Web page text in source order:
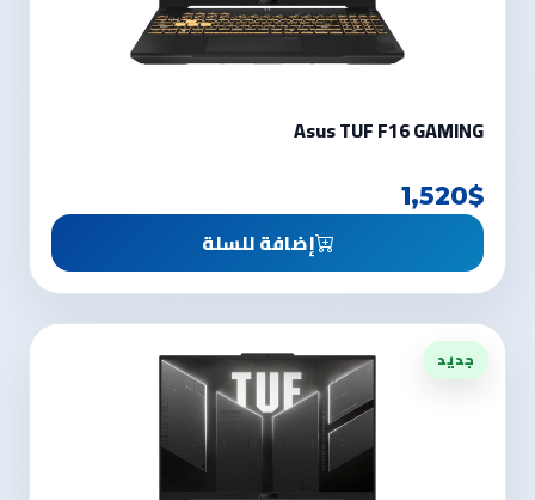
Asus TUF F16 GAMING
1,520$
إضافة للسلة
جديد